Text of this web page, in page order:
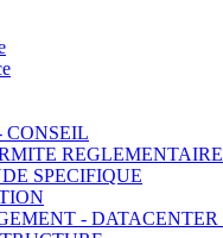
CONSEIL
REGLEMENTAIRE
SPECIFIQUE
-